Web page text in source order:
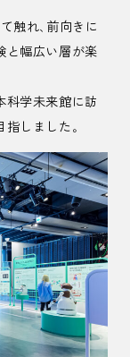
触れ、前向きに
と幅広い層が楽
科学未来館に訪
しました。